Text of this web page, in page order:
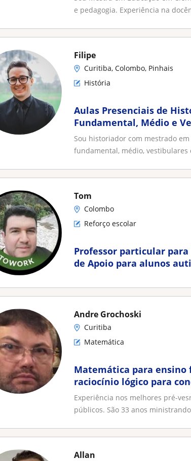
e pedagogia. Experiência na
Filipe
Curitiba, Colombo, Pinhais
História
Aulas Presenciais de
Fundamental, Médio e
Sou historiador com mestrado
fundamental, médio, vestibulares
Tom
Colombo
Reforço escolar
Professor particular
de Apoio para alunos
Andre Grochoski
Curitiba
Matemática
Matemática para
raciocínio lógico para
Experiência nos melhores pré-
públicos. São 33 anos
Allan